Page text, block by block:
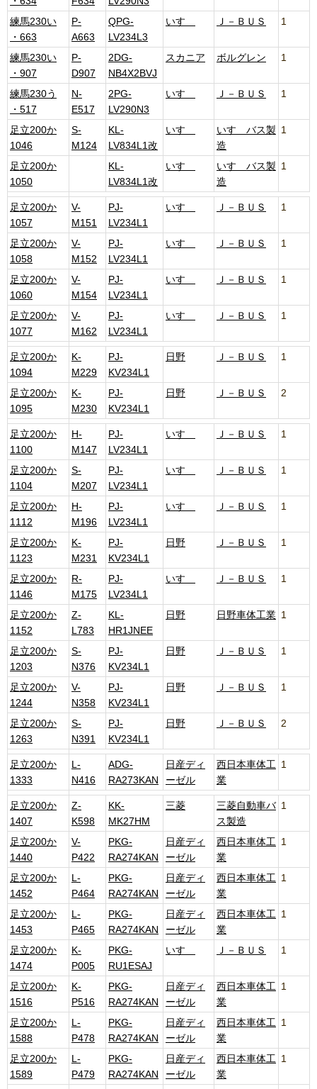
練馬230い
・663
P-
A663
QPG-
LV234L3
いすゞ Ｊ－ＢＵＳ 1
練馬230い
・907
P-
D907
2DG-
NB4X2BVJ
スカニア ボルグレン 1
練馬230う
・517
N-
E517
2PG-
LV290N3
いすゞ Ｊ－ＢＵＳ 1
足立200か
1046
S-
M124
KL-
LV834L1改
いすゞ
いすゞバス製
造
1
足立200か
1050
KL-
LV834L1改
いすゞ
いすゞバス製
造
1
足立200か
1057
V-
M151
PJ-
LV234L1
いすゞ Ｊ－ＢＵＳ 1
足立200か
1058
V-
M152
PJ-
LV234L1
いすゞ Ｊ－ＢＵＳ 1
足立200か
1060
V-
M154
PJ-
LV234L1
いすゞ Ｊ－ＢＵＳ 1
足立200か
1077
V-
M162
PJ-
LV234L1
いすゞ Ｊ－ＢＵＳ 1
足立200か
1094
K-
M229
PJ-
KV234L1
日野 Ｊ－ＢＵＳ 1
足立200か
1095
K-
M230
PJ-
KV234L1
日野 Ｊ－ＢＵＳ 2
足立200か
1100
H-
M147
PJ-
LV234L1
いすゞ Ｊ－ＢＵＳ 1
足立200か
1104
S-
M207
PJ-
LV234L1
いすゞ Ｊ－ＢＵＳ 1
足立200か
1112
H-
M196
PJ-
LV234L1
いすゞ Ｊ－ＢＵＳ 1
足立200か
1123
K-
M231
PJ-
KV234L1
日野 Ｊ－ＢＵＳ 1
足立200か
1146
R-
M175
PJ-
LV234L1
いすゞ Ｊ－ＢＵＳ 1
足立200か
1152
Z-
L783
KL-
HR1JNEE
日野 日野車体工業 1
足立200か
1203
S-
N376
PJ-
KV234L1
日野 Ｊ－ＢＵＳ 1
足立200か
1244
V-
N358
PJ-
KV234L1
日野 Ｊ－ＢＵＳ 1
足立200か
1263
S-
N391
PJ-
KV234L1
日野 Ｊ－ＢＵＳ 2
足立200か
1333
L-
N416
ADG-
RA273KAN
日産ディ
ーゼル
西日本車体工
業
1
足立200か
1407
Z-
K598
KK-
MK27HM
三菱
三菱自動車バ
ス製造
1
足立200か
1440
V-
P422
PKG-
RA274KAN
日産ディ
ーゼル
西日本車体工
業
1
足立200か
1452
L-
P464
PKG-
RA274KAN
日産ディ
ーゼル
西日本車体工
業
1
足立200か
1453
L-
P465
PKG-
RA274KAN
日産ディ
ーゼル
西日本車体工
業
1
足立200か
1474
K-
P005
PKG-
RU1ESAJ
いすゞ Ｊ－ＢＵＳ 1
足立200か
1516
K-
P516
PKG-
RA274KAN
日産ディ
ーゼル
西日本車体工
業
1
足立200か
1588
L-
P478
PKG-
RA274KAN
日産ディ
ーゼル
西日本車体工
業
1
足立200か
1589
L-
P479
PKG-
RA274KAN
日産ディ
ーゼル
西日本車体工
業
1